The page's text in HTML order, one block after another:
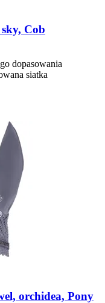
Cob
dopasowania
siatka
orchidea, Pony